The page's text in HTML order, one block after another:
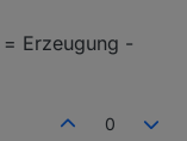
Erzeugung -
0